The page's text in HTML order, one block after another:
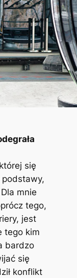
się
mnie
tego,
jest
tego kim
bardzo
się
konflikt